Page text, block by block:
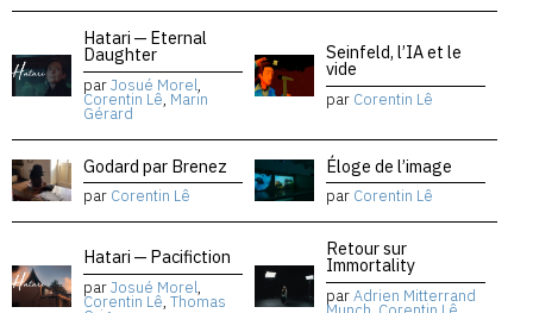
Hatari — Eternal
Daughter
parJosué Morel,
Corentin Lê, Marin
Gérard
Seinfeld, l’IA et le
vide
par Corentin Lê
Godard par Brenez
par Corentin Lê
Éloge de l’image
par Corentin Lê
Hatari — Pacifiction
parJosué Morel,
Corentin Lê, Thomas
Retour sur
Immortality
parAdrien Mitterrand